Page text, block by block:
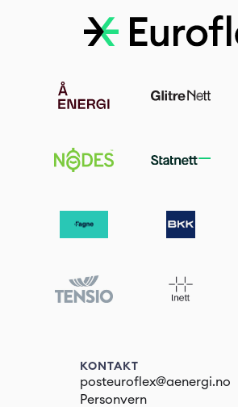
KONTAKT
posteuroflex@aenergi.no
Personvern